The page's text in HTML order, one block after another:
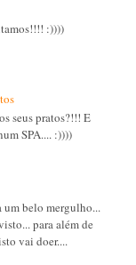
:))))
seus pratos?!!! E
SPA.... :))))
um belo mergulho...
para além de
vai doer....